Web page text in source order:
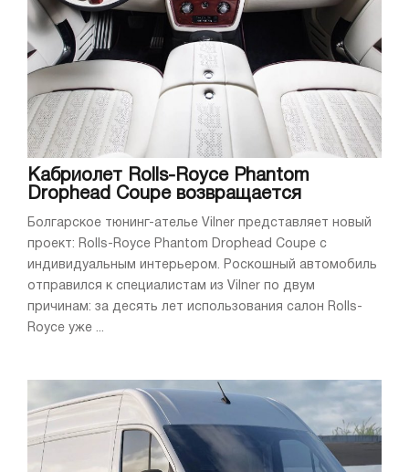
Кабриолет Rolls-Royce Phantom
Drophead Coupe возвращается
Болгарское тюнинг-ателье Vilner представляет новый
проект: Rolls-Royce Phantom Drophead Coupe с
индивидуальным интерьером. Роскошный автомобиль
отправился к специалистам из Vilner по двум
причинам: за десять лет использования салон Rolls-
Royce уже ...